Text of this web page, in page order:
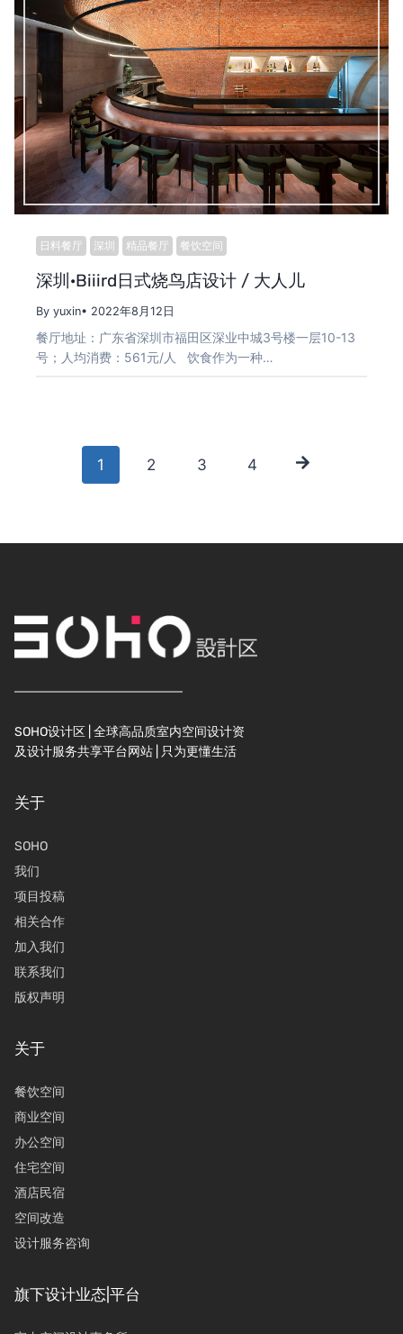
日料餐厅 深圳 精品餐厅 餐饮空间
深圳·Biiird日式烧鸟店设计 / 大人儿
By yuxin• 2022年8月12日
餐厅地址：广东省深圳市福田区深业中城3号楼一层10-13
号；人均消费：561元/人 饮食作为一种…
Posts
1 2 3 4
SOHO设计区 | 全球高品质室内空间设计资
及设计服务共享平台网站 | 只为更懂生活
关于
SOHO
我们
项目投稿
相关合作
加入我们
联系我们
版权声明
关于
餐饮空间
商业空间
办公空间
住宅空间
酒店民宿
空间改造
设计服务咨询
旗下设计业态|平台